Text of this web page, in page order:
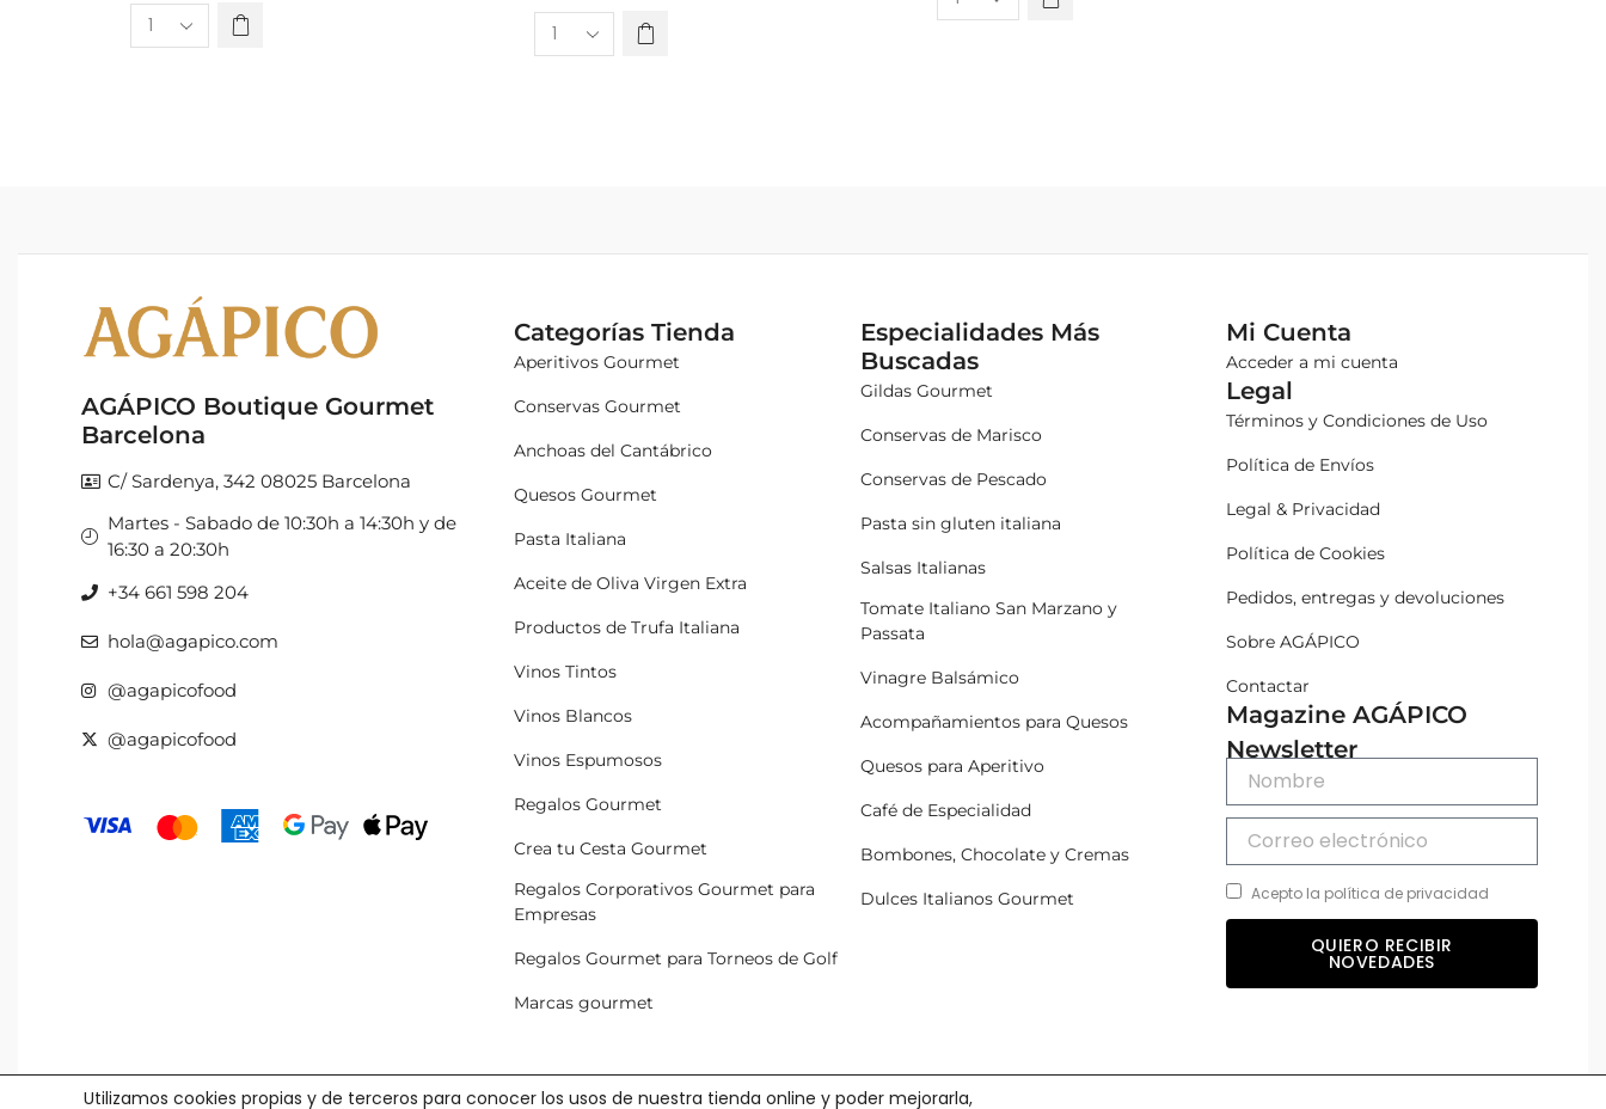
AGÁPICO Boutique Gourmet
Barcelona
C/ Sardenya, 342 08025 Barcelona
Martes - Sabado de 10:30h a 14:30h y de
16:30 a 20:30h
+34 661 598 204
hola@agapico.com
@agapicofood
@agapicofood
Categorías Tienda
Aperitivos Gourmet
Conservas Gourmet
Anchoas del Cantábrico
Quesos Gourmet
Pasta Italiana
Aceite de Oliva Virgen Extra
Productos de Trufa Italiana
Vinos Tintos
Vinos Blancos
Vinos Espumosos
Regalos Gourmet
Crea tu Cesta Gourmet
Regalos Corporativos Gourmet para
Empresas
Regalos Gourmet para Torneos de Golf
Marcas gourmet
Especialidades Más
Buscadas
Gildas Gourmet
Conservas de Marisco
Conservas de Pescado
Pasta sin gluten italiana
Salsas Italianas
Tomate Italiano San Marzano y
Passata
Vinagre Balsámico
Acompañamientos para Quesos
Quesos para Aperitivo
Café de Especialidad
Bombones, Chocolate y Cremas
Dulces Italianos Gourmet
Mi Cuenta
Acceder a mi cuenta
Legal
Términos y Condiciones de Uso
Política de Envíos
Legal & Privacidad
Política de Cookies
Pedidos, entregas y devoluciones
Sobre AGÁPICO
Contactar
Magazine AGÁPICO
Newsletter
Acepto la política de privacidad
QUIERO RECIBIR
NOVEDADES
Utilizamos cookies propias y de terceros para conocer los usos de nuestra tienda online y poder mejorarla,